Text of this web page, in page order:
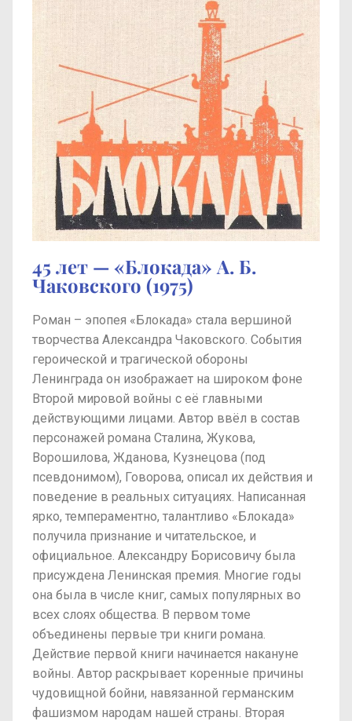
45 лет — «Блокада» А. Б.
Чаковского (1975)
Роман – эпопея «Блокада» стала вершиной
творчества Александра Чаковского. События
героической и трагической обороны
Ленинграда он изображает на широком фоне
Второй мировой войны с её главными
действующими лицами. Автор ввёл в состав
персонажей романа Сталина, Жукова,
Ворошилова, Жданова, Кузнецова (под
псевдонимом), Говорова, описал их действия и
поведение в реальных ситуациях. Написанная
ярко, темпераментно, талантливо «Блокада»
получила признание и читательское, и
официальное. Александру Борисовичу была
присуждена Ленинская премия. Многие годы
она была в числе книг, самых популярных во
всех слоях общества. В первом томе
объединены первые три книги романа.
Действие первой книги начинается накануне
войны. Автор раскрывает коренные причины
чудовищной бойни, навязанной германским
фашизмом народам нашей страны. Вторая